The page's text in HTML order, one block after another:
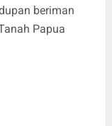
beriman
Papua